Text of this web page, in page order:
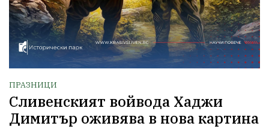
ПРАЗНИЦИ
Сливенският войвода Хаджи
Димитър оживява в нова картина